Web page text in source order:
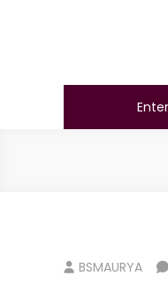
BSMAURYA